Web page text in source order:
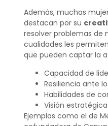
Además, muchas
destacan por su
resolver problemas de
cualidades les
que pueden captar la
Capacidad de
Resiliencia ante
Habilidades de
Visión estratégica
Ejemplos como el de